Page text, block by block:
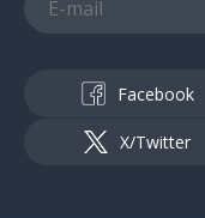
Facebook
X/Twitter